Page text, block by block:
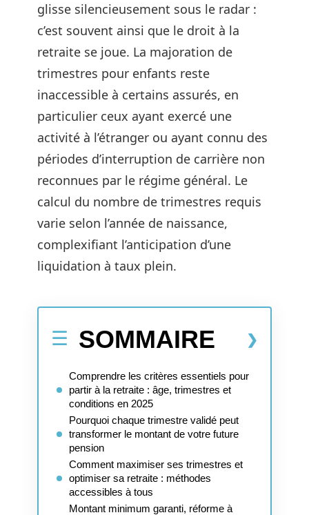
glisse silencieusement sous le radar :
c’est souvent ainsi que le droit à la
retraite se joue. La majoration de
trimestres pour enfants reste
inaccessible à certains assurés, en
particulier ceux ayant exercé une
activité à l’étranger ou ayant connu des
périodes d’interruption de carrière non
reconnues par le régime général. Le
calcul du nombre de trimestres requis
varie selon l’année de naissance,
complexifiant l’anticipation d’une
liquidation à taux plein.
SOMMAIRE
Comprendre les critères essentiels pour
partir à la retraite : âge, trimestres et
conditions en 2025
Pourquoi chaque trimestre validé peut
transformer le montant de votre future
pension
Comment maximiser ses trimestres et
optimiser sa retraite : méthodes
accessibles à tous
Montant minimum garanti, réforme à